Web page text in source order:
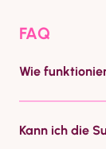
FAQ
Wie
Kann ich die